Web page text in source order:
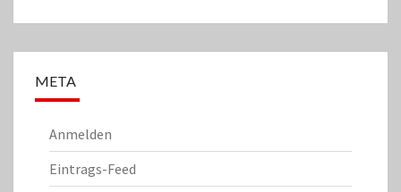
META
Anmelden
Eintrags-Feed